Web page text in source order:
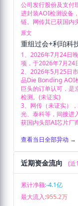
公司发行股份及支付
进封装AOI检测设备
链。网传其已获国内
原文
重组过会+利珀科
1、2026年7月24日
项，于2026年7月24
2、2026年5月25日
品Die Bonding AOI
巨头的订单认可，是
检测。(未证实)
3、网传（未证实）
光、泰科等，间接进
获国内头部AI芯片厂
查看当日全部异动 →
近期资金流向 (近
累计净额:-4.1亿
最大流入:955.2万